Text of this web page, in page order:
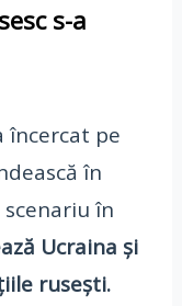
s-a
încercat pe
în
în
Ucraina și
rusești.